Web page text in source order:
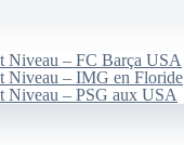
Niveau – FC Barça USA
Niveau – IMG en Floride
Niveau – PSG aux USA